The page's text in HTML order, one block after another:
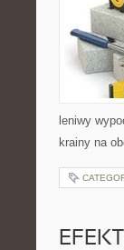
leniwy
krainy na